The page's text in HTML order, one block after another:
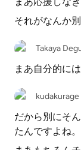
それがなんか
Takaya
まあ自分的に
kudakurage
だから別にそ
たんですよね。